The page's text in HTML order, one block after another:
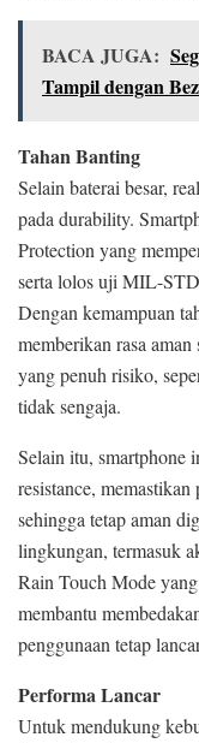
BACA JUGA:
Tampil dengan
Tahan Banting
Selain baterai besar,
pada durability.
Protection yang
serta lolos uji MIL-
Dengan kemampuan
memberikan rasa
yang penuh risiko,
tidak sengaja.
Selain itu,
resistance,
sehingga tetap aman
lingkungan, termasuk
Rain Touch Mode
membantu
penggunaan tetap
Performa Lancar
Untuk mendukung